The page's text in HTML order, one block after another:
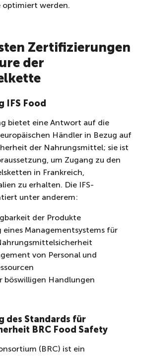
optimiert werden.
Zertifizierungen
der
IFS Food
bietet eine Antwort auf die
Händler in Bezug auf
der Nahrungsmittel; sie ist
um Zugang zu den
in Frankreich,
zu erhalten. Die IFS-
unter anderem:
der Produkte
eines Managementsystems für
von Personal und
böswilligen Handlungen
des Standards für
BRC Food Safety
(BRC) ist ein